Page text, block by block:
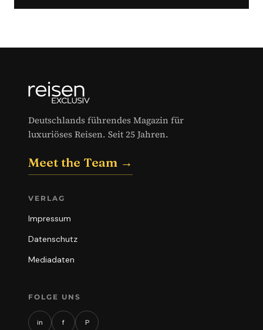
Deutschlands führendes Magazin für
luxuriöses Reisen. Seit 25 Jahren.
Meet the Team →
VERLAG
Impressum
Datenschutz
Mediadaten
FOLGE UNS
in f P